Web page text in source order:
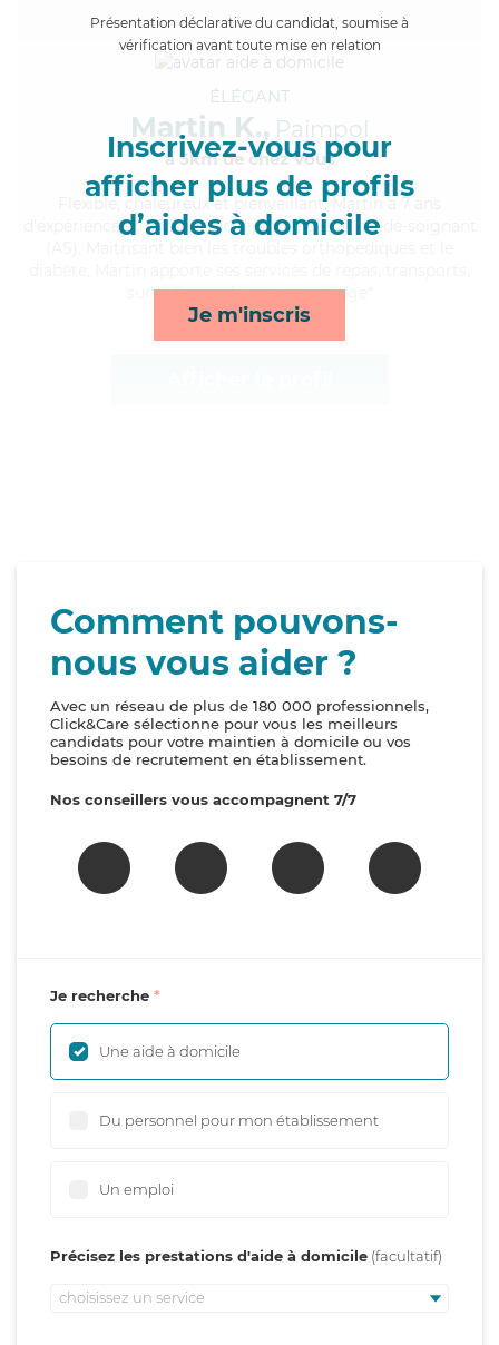
Présentation déclarative du candidat, soumise à
vérification avant toute mise en relation
Inscrivez-vous pour
afficher plus de profils
d’aides à domicile
Je m'inscris
ÉLÉGANT
Martin K., Paimpol
à 5km de chez Vous
, chaleureux et bienveillant, Martin a 7 ans
d'expérience et possède un diplôme d'Etat d'aide-soignant
surveillance de nuit et ménage*
Comment pouvons-
nous vous aider ?
Avec un réseau de plus de 180 000 professionnels,
Click&Care sélectionne pour vous les meilleurs
candidats pour votre maintien à domicile ou vos
besoins de recrutement en établissement.
Nos conseillers vous accompagnent 7/7
Je recherche
Une aide à domicile
Du personnel pour mon établissement
Un emploi
Précisez les prestations d'aide à domicile
choisissez un service